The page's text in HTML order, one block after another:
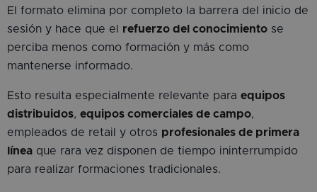
El formato elimina por completo la barrera del inicio de
sesión y hace que el refuerzo del conocimiento se
perciba menos como formación y más como
mantenerse informado.
Esto resulta especialmente relevante para equipos
distribuidos, equipos comerciales de campo,
empleados de retail y otros profesionales de primera
línea que rara vez disponen de tiempo ininterrumpido
para realizar formaciones tradicionales.